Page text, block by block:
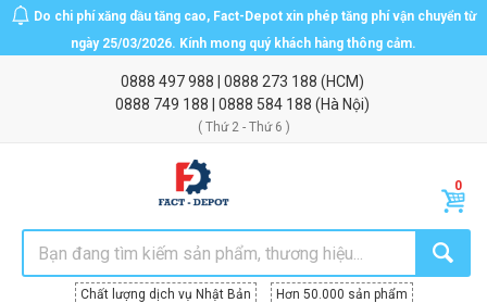
Do chi phí xăng dầu tăng cao, Fact-Depot xin phép tăng phí vận chuyển từ
ngày 25/03/2026. Kính mong quý khách hàng thông cảm.
0888 497 988 0888 273 188 (HCM)
0888 749 188
0888 584 188 (Hà Nội)
( Thứ 2 - Thứ 6 )
Chất lượng dịch vụ Nhật Bản Hơn 50.000 sản phẩm